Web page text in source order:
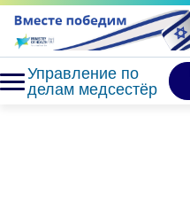
Управление по
делам медсестёр